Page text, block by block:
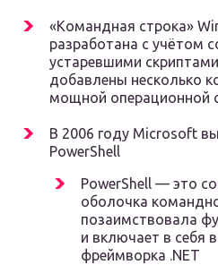
«Командная строка»
разработана с учётом
устаревшими
добавлены несколько
мощной операционной
В 2006 году Microsoft
PowerShell
PowerShell — это
оболочка
позаимствовала
и включает в себя
фреймворка .NET